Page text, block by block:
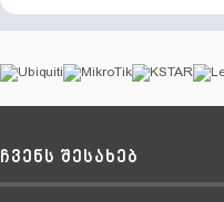
ჩვენს შესახებ